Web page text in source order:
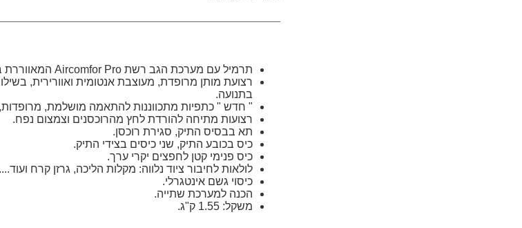
תרמיל עם מערכת הגב רשת Aircomfor Pro המאווררת ביותר בעולם תרמילים.
בתנועה.
" חדש " כתפיות מתכווננות להתאמה מושלמת, מרופדות,
רצועות מתיחה להורדת לחץ מהרוכסנים וצמצום נפח.
תא בבסיס התיק, סגירת רוכסן.
כיס בכובע התיק, שני כיסים בצידי התיק.
כיס פנימי קטן לחפצים יקרי ערך.
לולאות לחיבור ציוד נלווה: מקלות הליכה, גרזן קרח ועוד....
כיסוי גשם אינטגרלי.
הכנה למערכת שתייה.
משקל: 1.55 ק"ג.